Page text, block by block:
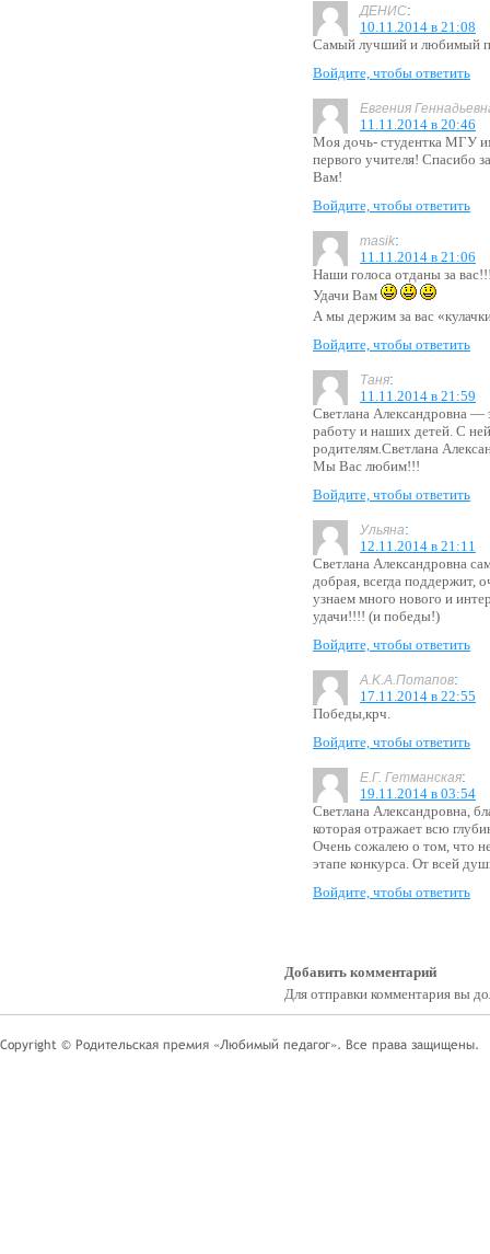
ДЕНИС:
10.11.2014 в 21:08
Самый лучший и любимый
Войдите, чтобы ответить
Евгения
11.11.2014 в 20:46
Моя дочь- студентка МГУ
первого учителя! Спасибо
Вам!
Войдите, чтобы ответить
masik:
11.11.2014 в 21:06
Наши голоса отданы за
Удачи Вам
А мы держим за вас
Войдите, чтобы ответить
Таня:
11.11.2014 в 21:59
Светлана Александровна —
работу и наших детей. С
родителям.Светлана
Мы Вас любим!!!
Войдите, чтобы ответить
Ульяна:
12.11.2014 в 21:11
Светлана Александровна
добрая, всегда поддержит,
узнаем много нового и
удачи!!!! (и победы!)
Войдите, чтобы ответить
A.K.A.Потапов:
17.11.2014 в 22:55
Победы,крч.
Войдите, чтобы ответить
Е.Г. Гетманская:
19.11.2014 в 03:54
Светлана Александровна,
которая отражает всю
Очень сожалею о том, что
этапе конкурса. От всей
Войдите, чтобы ответить
Добавить комментарий
Для отправки комментария вы
Copyright © Родительская премия «Любимый педагог». Все права защищены.